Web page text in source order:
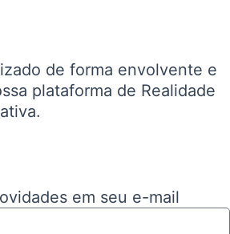
de forma envolvente e
plataforma de Realidade
em seu e-mail